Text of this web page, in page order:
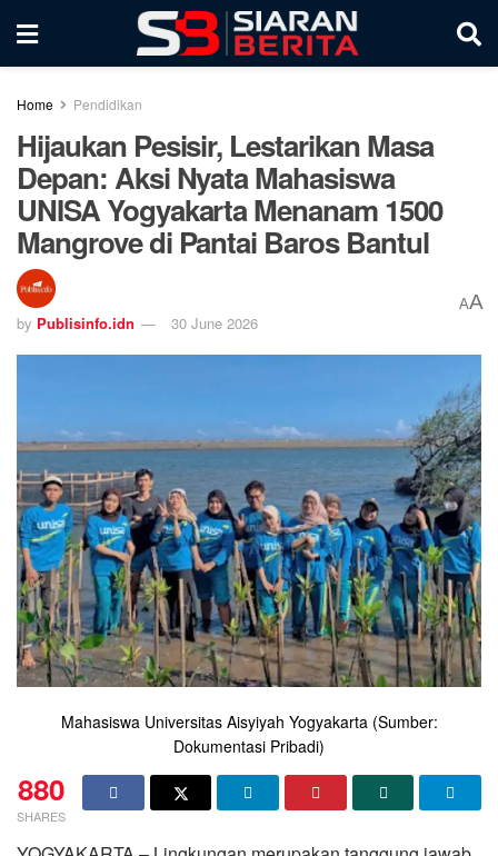
Home Pendidikan
Hijaukan Pesisir, Lestarikan Masa
Depan: Aksi Nyata Mahasiswa
UNISA Yogyakarta Menanam 1500
Mangrove di Pantai Baros Bantul
by Publisinfo.idn 30 June 2026
AA
Mahasiswa Universitas Aisyiyah Yogyakarta (Sumber:
Dokumentasi Pribadi)
880
SHARES